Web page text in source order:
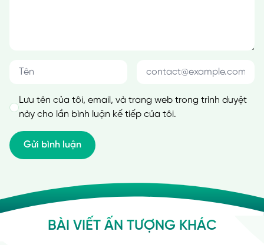
Lưu tên của tôi, email, và trang web trong trình duyệt
này cho lần bình luận kế tiếp của tôi.
BÀI VIẾT ẤN TƯỢNG KHÁC